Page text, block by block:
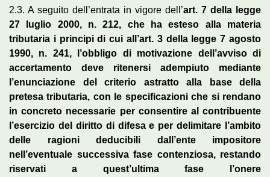
2.3. A seguito dell’entrata in vigore dell’art. 7 della legge
27 luglio 2000, n. 212, che ha esteso alla materia
tributaria i principi di cui all’art. 3 della legge 7 agosto
1990, n. 241, l’obbligo di motivazione dell’avviso di
accertamento deve ritenersi adempiuto mediante
l’enunciazione del criterio astratto alla base della
pretesa tributaria, con le specificazioni che si rendano
in concreto necessarie per consentire al contribuente
l’esercizio del diritto di difesa e per delimitare l’ambito
delle ragioni deducibili dall’ente impositore
nell’eventuale successiva fase contenziosa, restando
riservati a quest’ultima fase l’onere